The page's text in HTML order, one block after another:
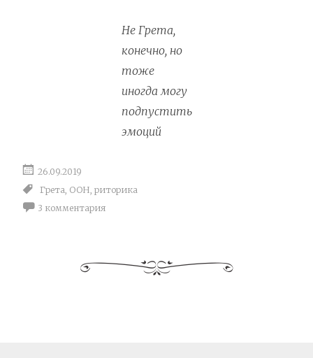
Не Грета,
конечно, но
тоже
иногда могу
подпустить
эмоций
26.09.2019
Грета, ООН, риторика
3 комментария